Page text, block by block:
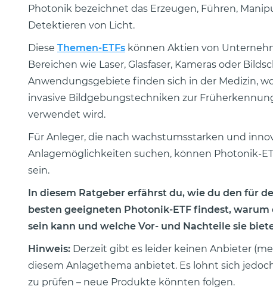
Photonik bezeichnet das Erzeugen, Führen,
Detektieren von Licht.
Diese Themen-ETFs können Aktien von
Bereichen wie Laser, Glasfaser, Kameras oder
Anwendungsgebiete finden sich in der Medizin,
invasive Bildgebungstechniken zur
verwendet wird.
Für Anleger, die nach wachstumsstarken und
Anlagemöglichkeiten suchen, können Photonik-
sein.
In diesem Ratgeber erfährst du, wie du den für
besten geeigneten Photonik-ETF findest, warum
sein kann und welche Vor- und Nachteile sie
Hinweis: Derzeit gibt es leider keinen Anbieter
diesem Anlagethema anbietet. Es lohnt sich
zu prüfen – neue Produkte könnten folgen.